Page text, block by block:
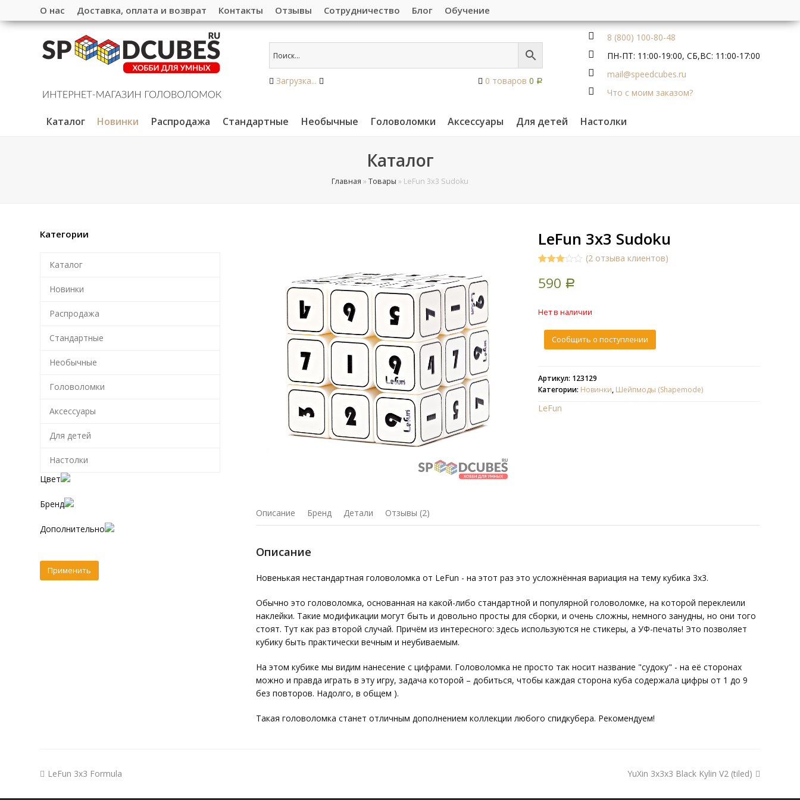
О нас Доставка, оплата и возврат Контакты Отзывы Сотрудничество Блог Обучение
Загрузка... 0 товаров 0 Р
8 (800) 100-80-48
ПН-ПТ: 11:00-19:00, СБ,ВС: 11:00-17:00
mail@speedcubes.ru
Что с моим заказом?
Каталог Новинки Распродажа Стандартные Необычные Головоломки Аксессуары Для детей Настолки
Каталог
Главная » Товары » LeFun 3x3 Sudoku
LeFun 3x3 Sudoku
out of
based
ratings
(2отзыва клиентов)
590 Р
Нет в наличии
Сообщить о поступлении
Артикул: 123129
Категории: Новинки, Шейпмоды (Shapemode)
LeFun
Описание Бренд Детали Отзывы (2)
Описание
Новенькая нестандартная головоломка от LeFun - на этот раз это усложнённая вариация на тему кубика 3х3.
Обычно это головоломка, основанная на какой-либо стандартной и популярной головоломке, на которой переклеили
наклейки. Такие модификации могут быть и довольно просты для сборки, и очень сложны, немного занудны, но они того
стоят. Тут как раз второй случай. Причём из интересного: здесь используются не стикеры, а УФ-печать! Это позволяет
кубику быть практически вечным и неубиваемым.
На этом кубике мы видим нанесение с цифрами. Головоломка не просто так носит название "судоку" - на её сторонах
можно и правда играть в эту игру, задача которой – добиться, чтобы каждая сторона куба содержала цифры от 1 до 9
без повторов. Надолго, в общем ).
Такая головоломка станет отличным дополнением коллекции любого спидкубера. Рекомендуем!
Категории
Каталог
Новинки
Распродажа
Стандартные
Необычные
Головоломки
Аксессуары
Для детей
Настолки
Цвет
Бренд
Дополнительно
LeFun 3x3 Formula YuXin 3x3x3 Black Kylin V2 (tiled)